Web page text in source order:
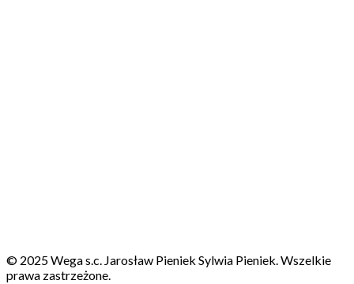
© 2025 Wega s.c. Jarosław Pieniek Sylwia Pieniek. Wszelkie
prawa zastrzeżone.